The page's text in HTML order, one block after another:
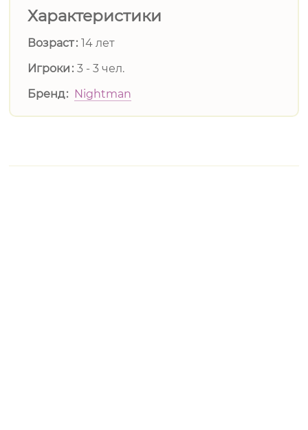
Характеристики
Возраст 14 лет
Игроки 3 - 3 чел.
Бренд
Nightman